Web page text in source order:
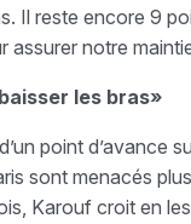
Il reste encore 9
assurer notre
les bras»
point d’avance
sont menacés
Karouf croit en